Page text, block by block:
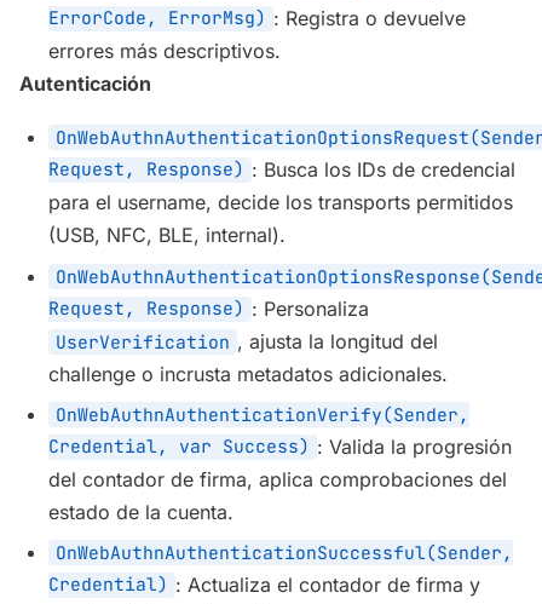
ErrorCode, ErrorMsg) : Registra o devuelve
errores más descriptivos.
Autenticación
Request, Response) : Busca los IDs de credencial
para el username, decide los transports permitidos
(USB, NFC, BLE, internal).
Request, Response) : Personaliza
UserVerification , ajusta la longitud del
challenge o incrusta metadatos adicionales.
OnWebAuthnAuthenticationVerify(Sender,
Credential, var Success) : Valida la progresión
del contador de firma, aplica comprobaciones del
estado de la cuenta.
OnWebAuthnAuthenticationSuccessful(Sender,
Credential) : Actualiza el contador de firma y